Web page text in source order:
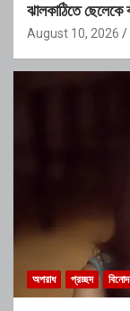
ঝালকাঠিতে ছেলেকে
August 10, 2026
অপরাধ প্রচ্ছদ